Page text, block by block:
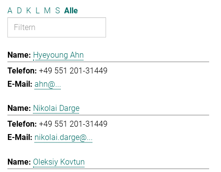
A D K L M S Alle
Hyeyoung Ahn
+49 551 201-31449
ahn@...
Nikolai Darge
+49 551 201-31449
nikolai.darge@...
Oleksiy Kovtun